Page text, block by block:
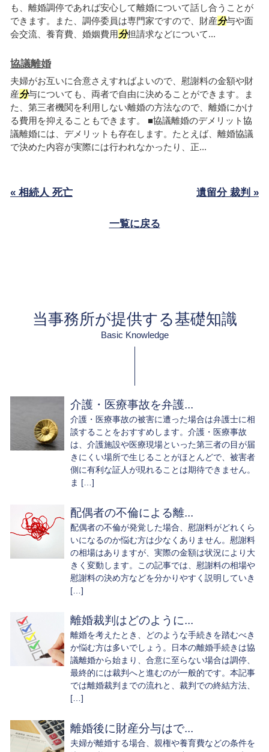
も、離婚調停であれば安心して離婚について話し合うことが
できます。また、調停委員は専門家ですので、財産分与や面
会交流、養育費、婚姻費用分担請求などについて...
協議離婚
夫婦がお互いに合意さえすればよいので、慰謝料の金額や財
産分与についても、両者で自由に決めることができます。ま
た、第三者機関を利用しない離婚の方法なので、離婚にかけ
る費用を抑えることもできます。 ■協議離婚のデメリット協
議離婚には、デメリットも存在します。たとえば、離婚協議
で決めた内容が実際には行われなかったり、正...
« 相続人 死亡 遺留分 裁判 »
一覧に戻る
当事務所が提供する基礎知識
Basic Knowledge
介護・医療事故を弁護...
介護・医療事故の被害に遭った場合は弁護士に相
談することをおすすめします。介護・医療事故
は、介護施設や医療現場といった第三者の目が届
きにくい場所で生じることがほとんどで、被害者
側に有利な証人が現れることは期待できません。
ま […]
配偶者の不倫による離...
配偶者の不倫が発覚した場合、慰謝料がどれくら
いになるのか悩む方は少なくありません。慰謝料
の相場はありますが、実際の金額は状況により大
きく変動します。この記事では、慰謝料の相場や
慰謝料の決め方などを分かりやすく説明していき
[…]
離婚裁判はどのように...
離婚を考えたとき、どのような手続きを踏むべき
か悩む方は多いでしょう。日本の離婚手続きは協
議離婚から始まり、合意に至らない場合は調停、
最終的には裁判へと進むのが一般的です。本記事
では離婚裁判までの流れと、裁判での終結方法、
[…]
離婚後に財産分与はで...
夫婦が離婚する場合、親権や養育費などの条件を